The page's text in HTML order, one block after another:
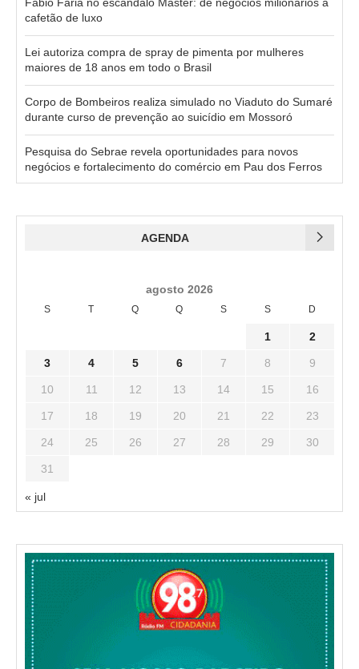
cafetão de luxo
Lei autoriza compra de spray de pimenta por mulheres
maiores de 18 anos em todo o Brasil
Corpo de Bombeiros realiza simulado no Viaduto do Sumaré
durante curso de prevenção ao suicídio em Mossoró
Pesquisa do Sebrae revela oportunidades para novos
negócios e fortalecimento do comércio em Pau dos Ferros
AGENDA
agosto 2026
S T Q Q S S D
1 2
3 4 5 6 7 8 9
10 11 12 13 14 15 16
17 18 19 20 21 22 23
24 25 26 27 28 29 30
31
« jul